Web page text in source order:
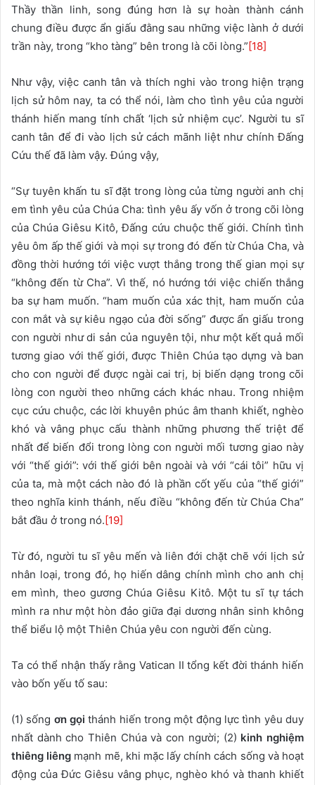
Thầy thần linh, song đúng hơn là sự hoàn thành cánh
chung điều được ẩn giấu đằng sau những việc lành ở dưới
trần này, trong “kho tàng” bên trong là cõi lòng.”[18]
Như vậy, việc canh tân và thích nghi vào trong hiện trạng
lịch sử hôm nay, ta có thể nói, làm cho tình yêu của người
thánh hiến mang tính chất ‘lịch sử nhiệm cục’. Người tu sĩ
canh tân để đi vào lịch sử cách mãnh liệt như chính Đấng
Cứu thế đã làm vậy. Đúng vậy,
“Sự tuyên khấn tu sĩ đặt trong lòng của từng người anh chị
em tình yêu của Chúa Cha: tình yêu ấy vốn ở trong cõi lòng
của Chúa Giêsu Kitô, Đấng cứu chuộc thế giới. Chính tình
yêu ôm ấp thế giới và mọi sự trong đó đến từ Chúa Cha, và
đồng thời hướng tới việc vượt thắng trong thế gian mọi sự
“không đến từ Cha”. Vì thế, nó hướng tới việc chiến thắng
ba sự ham muốn. “ham muốn của xác thịt, ham muốn của
con mắt và sự kiêu ngạo của đời sống” được ẩn giấu trong
con người như di sản của nguyên tội, như một kết quả mối
tương giao với thế giới, được Thiên Chúa tạo dựng và ban
cho con người để được ngài cai trị, bị biến dạng trong cõi
lòng con người theo những cách khác nhau. Trong nhiệm
cục cứu chuộc, các lời khuyên phúc âm thanh khiết, nghèo
khó và vâng phục cấu thành những phương thế triệt để
nhất để biến đổi trong lòng con người mối tương giao này
với “thế giới”: với thế giới bên ngoài và với “cái tôi” hữu vị
của ta, mà một cách nào đó là phần cốt yếu của “thế giới”
theo nghĩa kinh thánh, nếu điều “không đến từ Chúa Cha”
bắt đầu ở trong nó.[19]
Từ đó, người tu sĩ yêu mến và liên đới chặt chẽ với lịch sử
nhân loại, trong đó, họ hiến dâng chính mình cho anh chị
em mình, theo gương Chúa Giêsu Kitô. Một tu sĩ tự tách
mình ra như một hòn đảo giữa đại dương nhân sinh không
thể biểu lộ một Thiên Chúa yêu con người đến cùng.
Ta có thể nhận thấy rằng Vatican II tổng kết đời thánh hiến
vào bốn yếu tố sau:
(1) sống ơn gọi thánh hiến trong một động lực tình yêu duy
nhất dành cho Thiên Chúa và con người; (2) kinh nghiệm
thiêng liêng mạnh mẽ, khi mặc lấy chính cách sống và hoạt
động của Đức Giêsu vâng phục, nghèo khó và thanh khiết